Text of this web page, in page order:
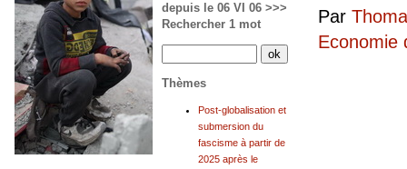
Par
Economie
depuis le 06 VI 06 >>>
Rechercher 1 mot
Thèmes
Post-globalisation et
submersion du
fascisme à partir de
2025 après le